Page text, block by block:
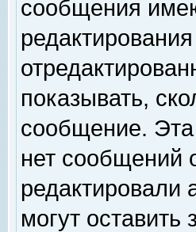
сообщения
показывать,
сообщение.
нет сообщений
могут оставить